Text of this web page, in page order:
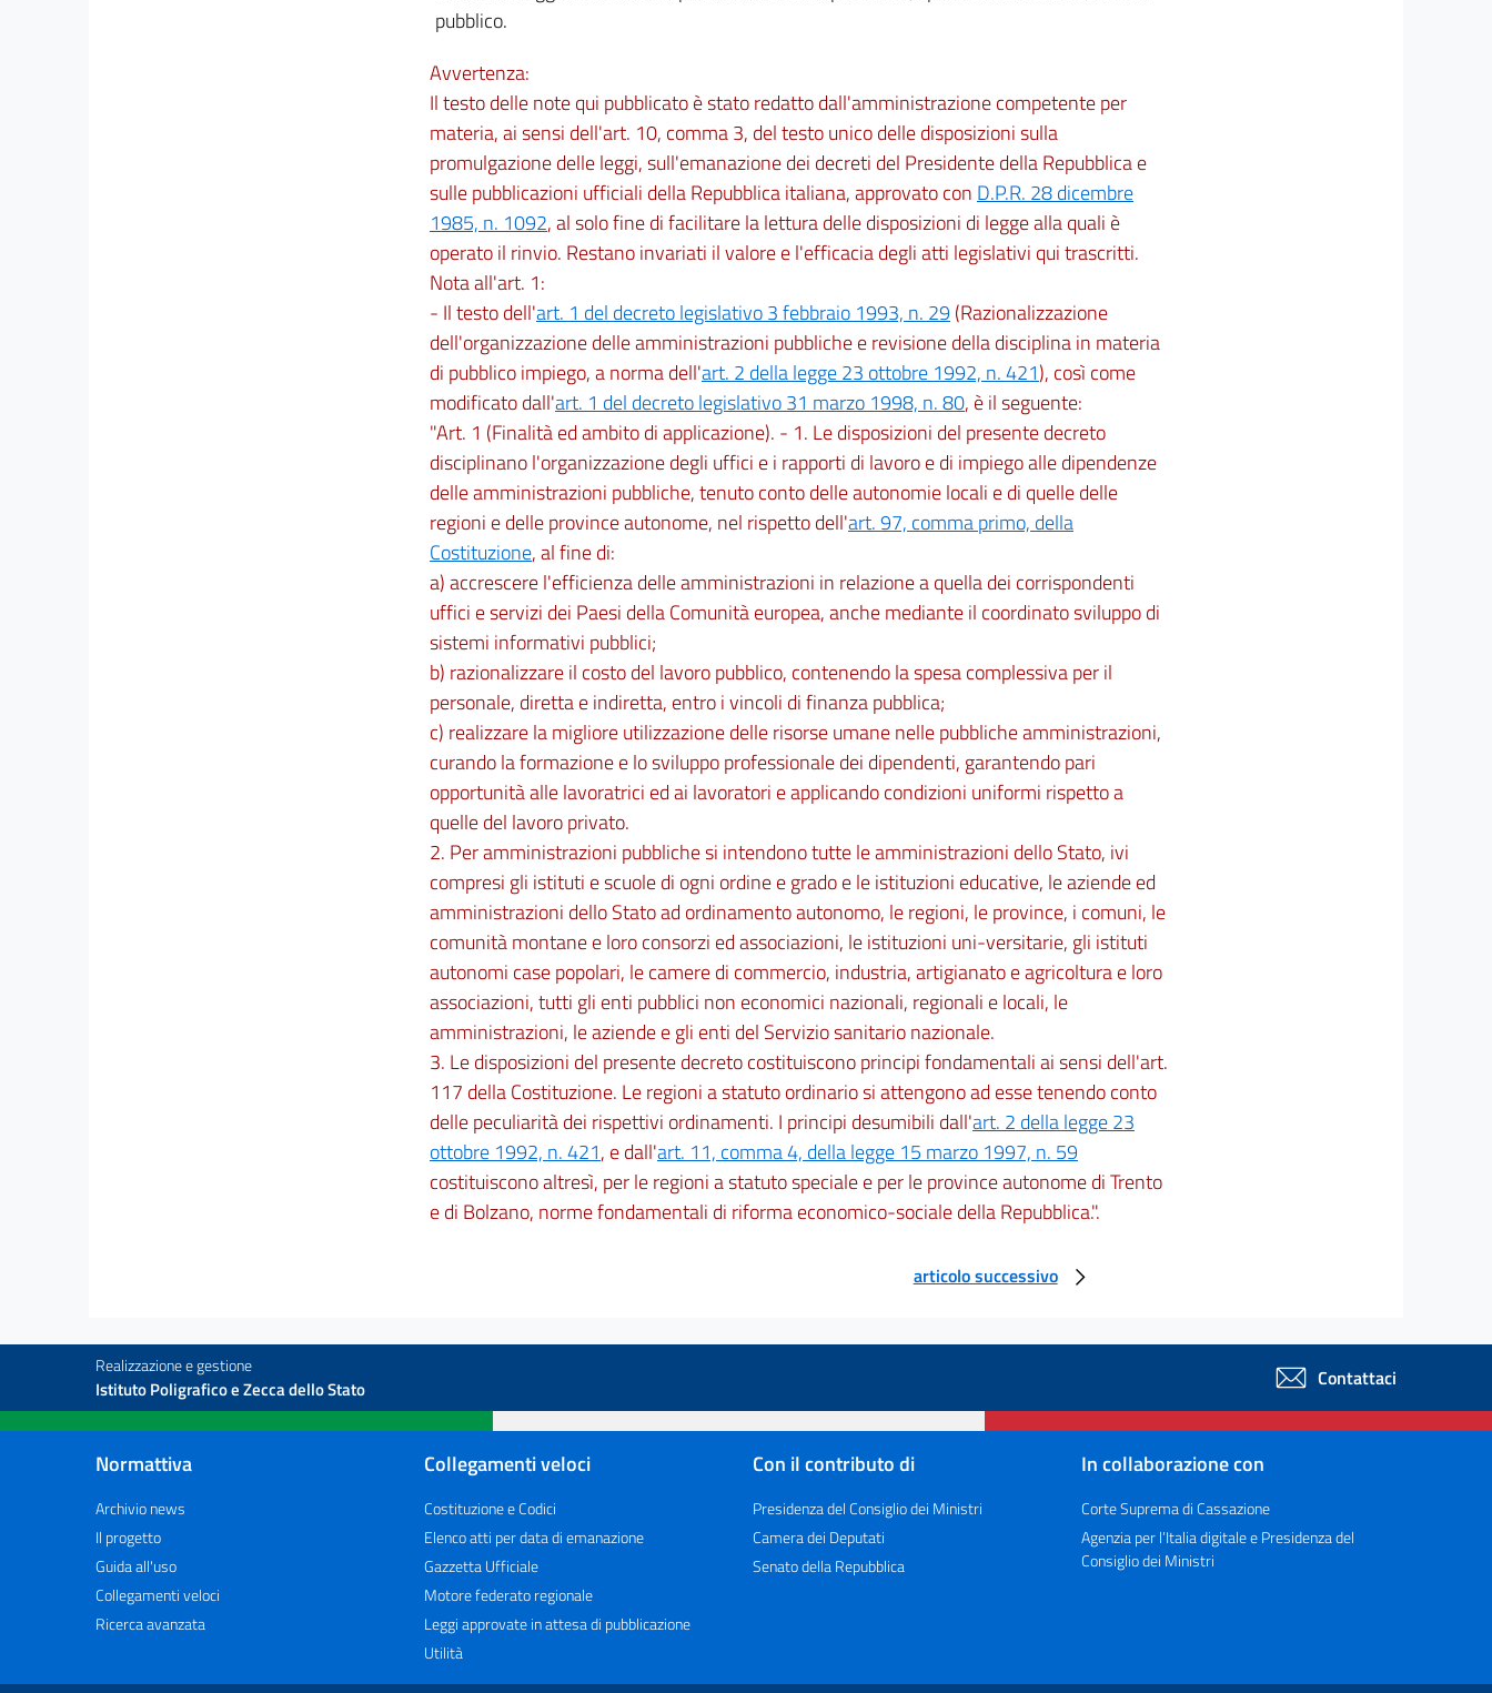
pubblico.
Avvertenza:
Il testo delle note qui pubblicato è stato redatto dall'amministrazione competente per
materia, ai sensi dell'art. 10, comma 3, del testo unico delle disposizioni sulla
promulgazione delle leggi, sull'emanazione dei decreti del Presidente della Repubblica e
sulle pubblicazioni ufficiali della Repubblica italiana, approvato con D.P.R. 28 dicembre
1985, n. 1092, al solo fine di facilitare la lettura delle disposizioni di legge alla quali è
operato il rinvio. Restano invariati il valore e l'efficacia degli atti legislativi qui trascritti.
Nota all'art. 1:
- Il testo dell'art. 1 del decreto legislativo 3 febbraio 1993, n. 29 (Razionalizzazione
dell'organizzazione delle amministrazioni pubbliche e revisione della disciplina in materia
di pubblico impiego, a norma dell'art. 2 della legge 23 ottobre 1992, n. 421), così come
modificato dall'art. 1 del decreto legislativo 31 marzo 1998, n. 80, è il seguente:
"Art. 1 (Finalità ed ambito di applicazione). - 1. Le disposizioni del presente decreto
disciplinano l'organizzazione degli uffici e i rapporti di lavoro e di impiego alle dipendenze
delle amministrazioni pubbliche, tenuto conto delle autonomie locali e di quelle delle
regioni e delle province autonome, nel rispetto dell'art. 97, comma primo, della
Costituzione, al fine di:
a) accrescere l'efficienza delle amministrazioni in relazione a quella dei corrispondenti
uffici e servizi dei Paesi della Comunità europea, anche mediante il coordinato sviluppo di
sistemi informativi pubblici;
b) razionalizzare il costo del lavoro pubblico, contenendo la spesa complessiva per il
personale, diretta e indiretta, entro i vincoli di finanza pubblica;
c) realizzare la migliore utilizzazione delle risorse umane nelle pubbliche amministrazioni,
curando la formazione e lo sviluppo professionale dei dipendenti, garantendo pari
opportunità alle lavoratrici ed ai lavoratori e applicando condizioni uniformi rispetto a
quelle del lavoro privato.
2. Per amministrazioni pubbliche si intendono tutte le amministrazioni dello Stato, ivi
compresi gli istituti e scuole di ogni ordine e grado e le istituzioni educative, le aziende ed
amministrazioni dello Stato ad ordinamento autonomo, le regioni, le province, i comuni, le
comunità montane e loro consorzi ed associazioni, le istituzioni uni-versitarie, gli istituti
autonomi case popolari, le camere di commercio, industria, artigianato e agricoltura e loro
associazioni, tutti gli enti pubblici non economici nazionali, regionali e locali, le
amministrazioni, le aziende e gli enti del Servizio sanitario nazionale.
3. Le disposizioni del presente decreto costituiscono principi fondamentali ai sensi dell'art.
117 della Costituzione. Le regioni a statuto ordinario si attengono ad esse tenendo conto
delle peculiarità dei rispettivi ordinamenti. I principi desumibili dall'art. 2 della legge 23
ottobre 1992, n. 421, e dall'art. 11, comma 4, della legge 15 marzo 1997, n. 59
costituiscono altresì, per le regioni a statuto speciale e per le province autonome di Trento
e di Bolzano, norme fondamentali di riforma economico-sociale della Repubblica.".
articolo successivo
Realizzazione e gestione
Istituto Poligrafico e Zecca dello Stato Contattaci
Normattiva
Archivio news
Il progetto
Guida all'uso
Collegamenti veloci
Ricerca avanzata
Collegamenti veloci
Costituzione e Codici
Elenco atti per data di emanazione
Gazzetta Ufficiale
Motore federato regionale
Leggi approvate in attesa di pubblicazione
Utilità
Con il contributo di
Presidenza del Consiglio dei Ministri
Camera dei Deputati
Senato della Repubblica
In collaborazione con
Corte Suprema di Cassazione
Agenzia per l’Italia digitale e Presidenza del
Consiglio dei Ministri